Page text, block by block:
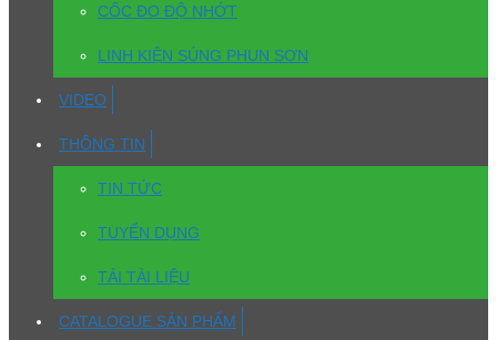
CỐC ĐO ĐỘ NHỚT
LINH KIỆN SÚNG PHUN SƠN
VIDEO
THÔNG TIN
TIN TỨC
TUYỂN DỤNG
TẢI TÀI LIỆU
CATALOGUE SẢN PHẨM